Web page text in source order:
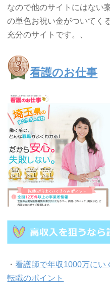
なので他のサイトにはない
の単色お祝い金がついてく
充分のサイトです。、
看護のお仕事
・看護師で年収1000万にい
転職のポイント